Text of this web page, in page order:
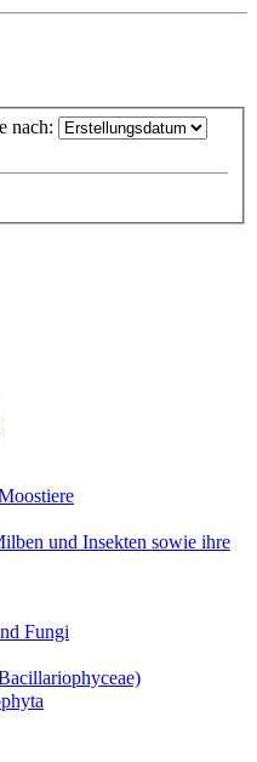
nach:
und Insekten sowie ihre
Fungi